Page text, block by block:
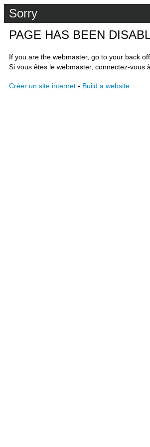
Sorry
PAGE HAS BEEN
If you are the webmaster, go to your back
Si vous êtes le webmaster, connectez-vous
Créer un site internet - Build a website